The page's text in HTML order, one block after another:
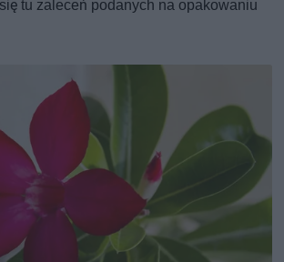
tu zaleceń podanych na opakowaniu